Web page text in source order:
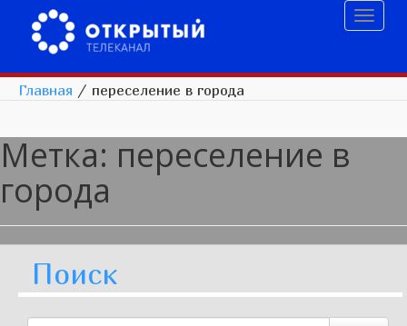
Главная / переселение в города
Метка: переселение в
города
Поиск